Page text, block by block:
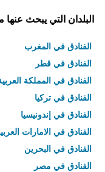
البلدان التي يبحث عنها
الفنادق في المغرب
الفنادق في قطر
الفنادق في المملكة
الفنادق في تركيا
الفنادق في إندونيسيا
الفنادق في الامارات
الفنادق في البحرين
الفنادق في مصر